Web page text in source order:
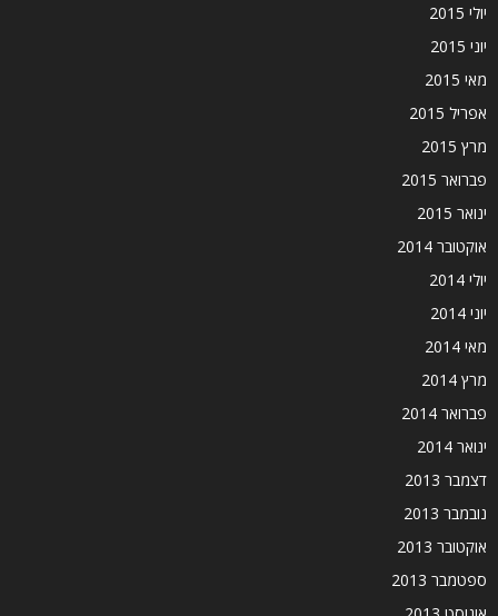
יולי 2015
יוני 2015
מאי 2015
אפריל 2015
מרץ 2015
פברואר 2015
ינואר 2015
אוקטובר 2014
יולי 2014
יוני 2014
מאי 2014
מרץ 2014
פברואר 2014
ינואר 2014
דצמבר 2013
נובמבר 2013
אוקטובר 2013
ספטמבר 2013